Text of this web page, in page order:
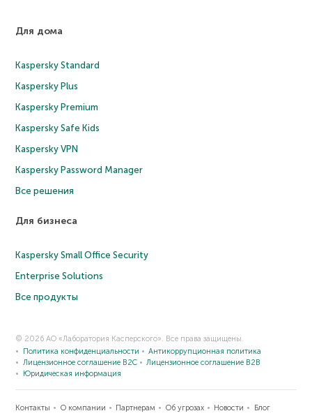
Для дома
Kaspersky Standard
Kaspersky Plus
Kaspersky Premium
Kaspersky Safe Kids
Kaspersky VPN
Kaspersky Password Manager
Все решения
Для бизнеса
Kaspersky Small Office Security
Enterprise Solutions
Все продукты
© 2026 АО «Лаборатория Касперского». Все права защищены.
Политика конфиденциальности
Антикоррупционная политика
Лицензионное соглашение B2C
Лицензионное соглашение B2B
Юридическая информация
Контакты О компании Партнерам Об угрозах Новости Блог